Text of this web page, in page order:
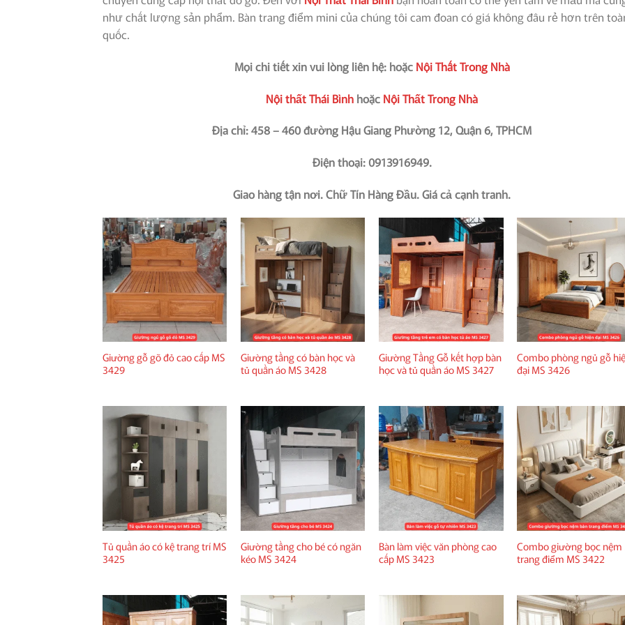
như chất lượng sản phẩm. Bàn trang điểm mini của chúng tôi cam đoan có giá không đâu rẻ hơn trên
quốc.
Mọi chi tiết xin vui lòng liên hệ: hoặc Nội Thất Trong Nhà
Nội thất Thái Bình hoặc Nội Thất Trong Nhà
Địa chỉ: 458 – 460 đường Hậu Giang Phường 12, Quận 6, TPHCM
Điện thoại: 0913916949.
Giao hàng tận nơi. Chữ Tín Hàng Đầu. Giá cả cạnh tranh.
Giường gỗ gõ đỏ cao cấp MS
3429
Giường tầng có bàn học và
tủ quần áo MS 3428
Giường Tầng Gỗ kết hợp bàn
học và tủ quần áo MS 3427
Combo phòng ngủ gỗ
đại MS 3426
Tủ quần áo có kệ trang trí MS
3425
Giường tầng cho bé có ngăn
kéo MS 3424
Bàn làm việc văn phòng cao
cấp MS 3423
Combo giường bọc nệm
trang điểm MS 3422